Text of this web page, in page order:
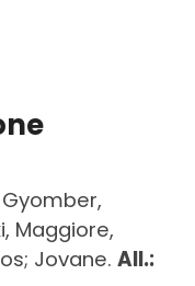
Maggiore,
Jovane. All.: